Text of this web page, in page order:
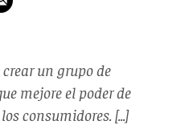
un grupo de
mejore el poder de
consumidores. [...]